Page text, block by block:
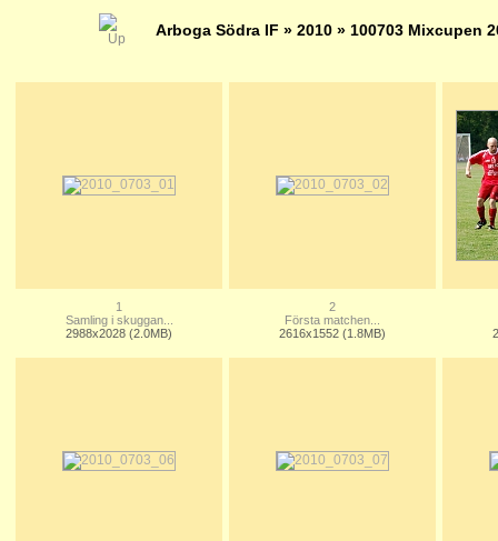
Arboga Södra IF » 2010 » 100703 Mixcupen
1
Samling i skuggan...
2988x2028 (2.0MB)
2
Första matchen...
2616x1552 (1.8MB)